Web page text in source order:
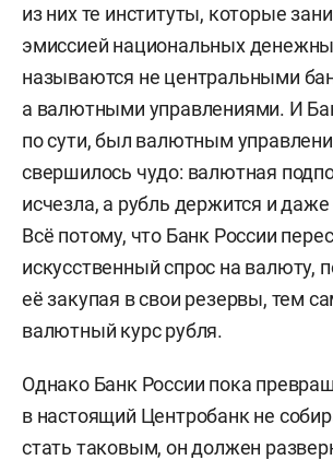
из них те институты, которые
эмиссией национальных
называются не центральными
а валютными управлениями. И
по сути, был валютным
свершилось чудо: валютная
исчезла, а рубль держится и даже
Всё потому, что Банк России
искусственный спрос на валюту,
её закупая в свои резервы, тем
валютный курс рубля.
Однако Банк России пока
в настоящий Центробанк не
стать таковым, он должен